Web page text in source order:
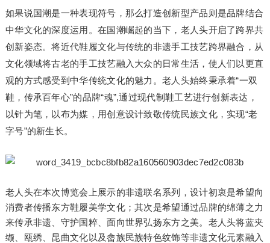
如果说国潮是一种表现符号，那么打造创新型产品则是品牌结合
中华文化的深度运用。在国潮崛起的当下，老人头开启了跨界共
创新姿态。将近代鞋履文化与传统的非遗手工技艺跨界融合，从
文化领域将古老的手工技艺融入大众的日常生活，使人们以更直
观的方式感受到中华传统文化的魅力。老人头始终秉承着“一双
鞋，传承百年心”的品牌“魂”,通过现代制鞋工艺进行创新表达，
以针为笔，以布为媒，用创意设计致敬传统民族文化，实现“老
字号”的新生长。
老人头在本次博览会上展示的非遗联名系列，设计初衷是希望向
消费者传播东方鞋履美学文化；其次是希望通过品牌的绵薄之力
来传承非遗、守护国粹、面向世界弘扬东方之美。老人头将蓝夹
缬、瓯绣、昆曲文化以及畲族民族特色纹饰等非遗文化元素融入